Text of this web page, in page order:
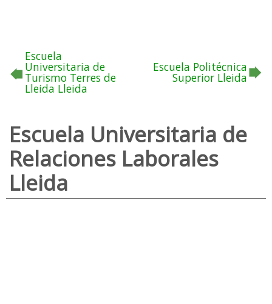
Escuela
Universitaria de
Turismo Terres de
Lleida Lleida
Escuela Politécnica
Superior Lleida
Escuela Universitaria de
Relaciones Laborales
Lleida